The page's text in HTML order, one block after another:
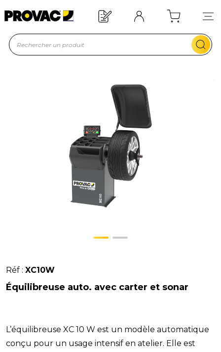
Offre de bienvenue : 20€ offerts !
En savoir plus
Réf : XC10W
Équilibreuse auto. avec carter et sonar
L’équilibreuse XC 10 W est un modèle automatique
conçu pour un usage intensif en atelier. Elle est